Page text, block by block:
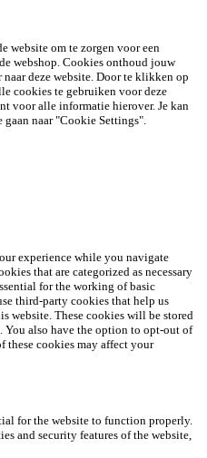
website om te zorgen voor een
webshop. Cookies onthoud jouw
deze website. Door te klikken op
cookies te gebruiken voor deze
voor alle informatie hierover. Je kan
naar "Cookie Settings".
experience while you navigate
that are categorized as necessary
for the working of basic
third-party cookies that help us
website. These cookies will be stored
also have the option to opt-out of
these cookies may affect your
for the website to function properly.
and security features of the website,